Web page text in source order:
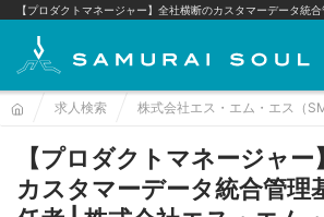
求人検索 株式会社エス・エム・エス（
【プロダクトマネージャー
カスタマーデータ統合管理